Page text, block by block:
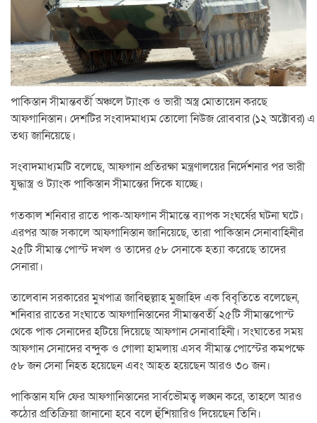
পাকিস্তান সীমান্তবর্তী অঞ্চলে ট্যাংক ও ভারী অস্ত্র মোতায়েন করছে
আফগানিস্তান। দেশটির সংবাদমাধ্যম তোলো নিউজ রোববার (১২ অক্টোবর) এ
তথ্য জানিয়েছে।
সংবাদমাধ্যমটি বলেছে, আফগান প্রতিরক্ষা মন্ত্রণালয়ের নির্দেশনার পর ভারী
যুদ্ধাস্ত্র ও ট্যাংক পাকিস্তান সীমান্তের দিকে যাচ্ছে।
গতকাল শনিবার রাতে পাক-আফগান সীমান্তে ব্যাপক সংঘর্ষের ঘটনা ঘটে।
এরপর আজ সকালে আফগানিস্তান জানিয়েছে, তারা পাকিস্তান সেনাবাহিনীর
২৫টি সীমান্ত পোস্ট দখল ও তাদের ৫৮ সেনাকে হত্যা করেছে তাদের
সেনারা।
তালেবান সরকারের মুখপাত্র জাবিহুল্লাহ মুজাহিদ এক বিবৃতিতে বলেছেন,
‍শনিবার রাতের সংঘাতে আফগানিস্তানের সীমান্তবর্তী ২৫টি সীমান্তপোস্ট
থেকে পাক সেনাদের হটিয়ে দিয়েছে আফগান সেনাবাহিনী। সংঘাতের সময়
আফগান সেনাদের বন্দুক ও গোলা হামলায় এসব সীমান্ত পোস্টের কমপক্ষে
৫৮ জন সেনা নিহত হয়েছেন এবং আহত হয়েছেন আরও ৩০ জন।
পাকিস্তান যদি ফের আফগানিস্তানের সার্বভৌমত্ব লঙ্ঘন করে, তাহলে আরও
কঠোর প্রতিক্রিয়া জানানো হবে বলে হুঁশিয়ারিও দিয়েছেন তিনি।